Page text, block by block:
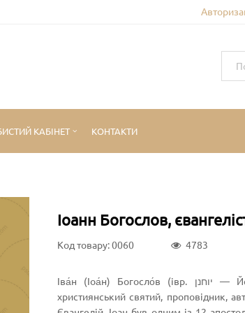
КАБІНЕТ КОНТАКТИ
Іоанн Богослов,
Код товару: 0060 4783
Іва́н (Іоа́н) Богосло́в (івр. יוחנן‎ — Йоганан, «Бог щедрий у благодаті») — апостол, євангеліст,
християнський святий, проповідник,